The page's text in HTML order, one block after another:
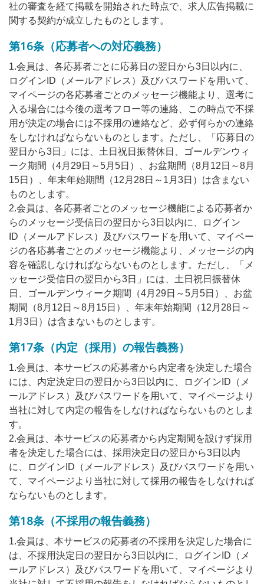
社の審査を経て掲載を開始された時点で、求人広告掲載に
関する契約が成立したものとします。
第16条（応募者への対応義務）
1.会員は、各応募者ごとに応募日の翌日から3日以内に、
ログインID（メールアドレス）及びパスワードを用いて、
マイページの各応募者ごとのメッセージ機能より、選考に
入る場合には今後の選考フロー等の連絡、この時点で不採
用が決定の場合には不採用の連絡など、必ず何らかの連絡
をしなければならないものとします。ただし、「応募日の
翌日から3日」には、土日祝日振替休日、ゴールデンウィ
ーク期間（4月29日～5月5日）、お盆期間（8月12日～8月
15日）、年末年始期間（12月28日～1月3日）は含まない
ものとします。
2.会員は、各応募者ごとのメッセージ機能による応募者か
らのメッセージ受信日の翌日から3日以内に、ログイン
ID（メールアドレス）及びパスワードを用いて、マイペー
ジの各応募者ごとのメッセージ機能より、メッセージの内
容を確認しなければならないものとします。ただし、「メ
ッセージ受信日の翌日から3日」には、土日祝日振替休
日、ゴールデンウィーク期間（4月29日～5月5日）、お盆
期間（8月12日～8月15日）、年末年始期間（12月28日～
1月3日）は含まないものとします。
第17条（内定（採用）の報告義務）
1.会員は、本サービスの応募者から内定者を決定した場合
には、内定決定日の翌日から3日以内に、ログインID（メ
ールアドレス）及びパスワードを用いて、マイページより
当社に対して内定の報告をしなければならないものとしま
す。
2.会員は、本サービスの応募者から内定期間を設けず採用
者を決定した場合には、採用決定日の翌日から3日以内
に、ログインID（メールアドレス）及びパスワードを用い
て、マイページより当社に対して採用の報告をしなければ
ならないものとします。
第18条（不採用の報告義務）
1.会員は、本サービスの応募者の不採用を決定した場合に
は、不採用決定日の翌日から3日以内に、ログインID（メ
ールアドレス）及びパスワードを用いて、マイページより